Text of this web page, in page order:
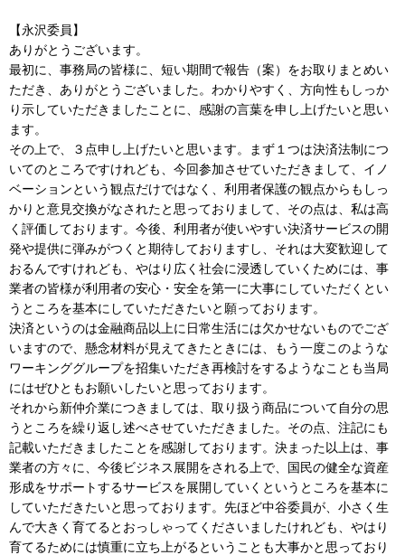
【永沢委員】
ありがとうございます。
最初に、事務局の皆様に、短い期間で報告（案）をお取りまとめい
ただき、ありがとうございました。わかりやすく、方向性もしっか
り示していただきましたことに、感謝の言葉を申し上げたいと思い
ます。
その上で、３点申し上げたいと思います。まず１つは決済法制につ
いてのところですけれども、今回参加させていただきまして、イノ
ベーションという観点だけではなく、利用者保護の観点からもしっ
かりと意見交換がなされたと思っておりまして、その点は、私は高
く評価しております。今後、利用者が使いやすい決済サービスの開
発や提供に弾みがつくと期待しておりますし、それは大変歓迎して
おるんですけれども、やはり広く社会に浸透していくためには、事
業者の皆様が利用者の安心・安全を第一に大事にしていただくとい
うところを基本にしていただきたいと願っております。
決済というのは金融商品以上に日常生活には欠かせないものでござ
いますので、懸念材料が見えてきたときには、もう一度このような
ワーキンググループを招集いただき再検討をするようなことも当局
にはぜひともお願いしたいと思っております。
それから新仲介業につきましては、取り扱う商品について自分の思
うところを繰り返し述べさせていただきました。その点、注記にも
記載いただきましたことを感謝しております。決まった以上は、事
業者の方々に、今後ビジネス展開をされる上で、国民の健全な資産
形成をサポートするサービスを展開していくというところを基本に
していただきたいと思っております。先ほど中谷委員が、小さく生
んで大きく育てるとおっしゃってくださいましたけれども、やはり
育てるためには慎重に立ち上がるということも大事かと思っており